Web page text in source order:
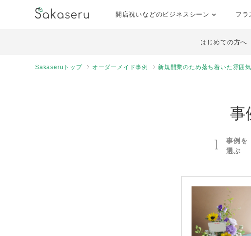
開店祝いなどのビジネスシーン フラ
はじめての方へ
Sakaseruトップ オーダーメイド事例 新規開業のため落ち着いた雰囲
事
1
事例を
選ぶ